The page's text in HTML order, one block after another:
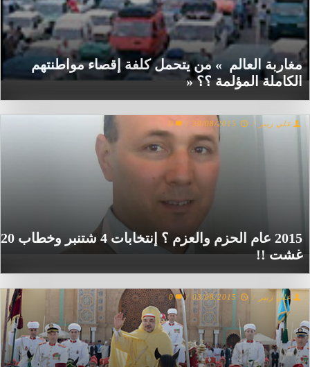
مغاربة العالم » من يتحمل كلفة إقصاء مواطنتهم
الكاملة المؤلمة ؟؟ «
2015 عام الحزم والعزم ؟ إنتخابات 4 شتنبر وخطاب 20
غشت !!
علي زبير /
30/08/2015
/
0
علي زبير /
03/08/2015
/
0